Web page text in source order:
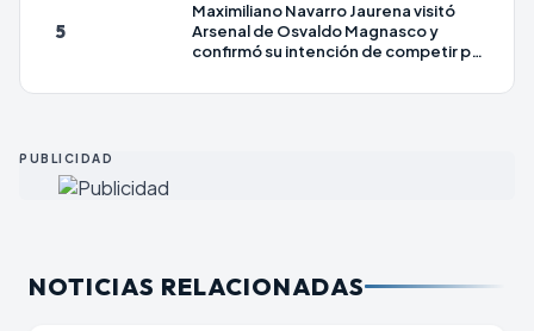
5
Maximiliano Navarro Jaurena visitó
Arsenal de Osvaldo Magnasco y
confirmó su intención de competir por
PUBLICIDAD
NOTICIAS RELACIONADAS